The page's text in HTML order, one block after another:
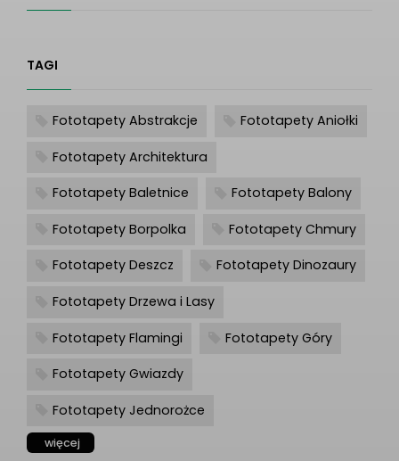
TAGI
Fototapety Abstrakcje Fototapety Aniołki
Fototapety Architektura
Fototapety Baletnice Fototapety Balony
Fototapety Borpolka Fototapety Chmury
Fototapety Deszcz Fototapety Dinozaury
Fototapety Drzewa i Lasy
Fototapety Flamingi Fototapety Góry
Fototapety Gwiazdy
Fototapety Jednorożce
więcej